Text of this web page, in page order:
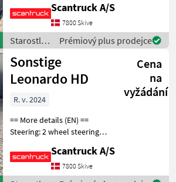
marking tires Wheel rear
type: Non-marking tires
Lifting speed up/down
(sek.): 16/21 Plat
Scantruck A/S
7800 Skive
Starostlivosť
o stromy /
Sonstige
Prémiový plus prodejce
Sonstige
Leonardo HD
Cena
na
vyžádání
R. v. 2024
== More details (EN) ==
Steering: 2 wheel steering
marking tires Wheel rear
type: Non-marking tires
Lifting speed up/down
Scantruck A/S
7800 Skive